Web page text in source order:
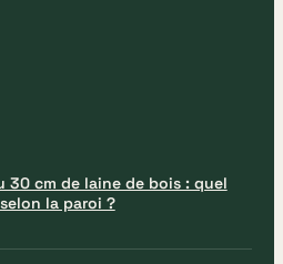
30 cm de laine de bois : quel
la paroi ?